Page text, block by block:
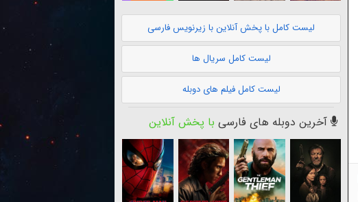
لیست کامل با پخش آنلاین با زیرنویس فارسی
لیست کامل سریال ها
لیست کامل فیلم های دوبله
آخرین دوبله های فارسی با پخش آنلاین